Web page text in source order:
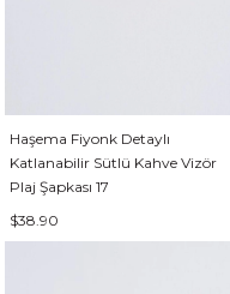
Haşema Fiyonk Detaylı
Katlanabilir Sütlü Kahve Vizör
Plaj Şapkası 17
$38.90